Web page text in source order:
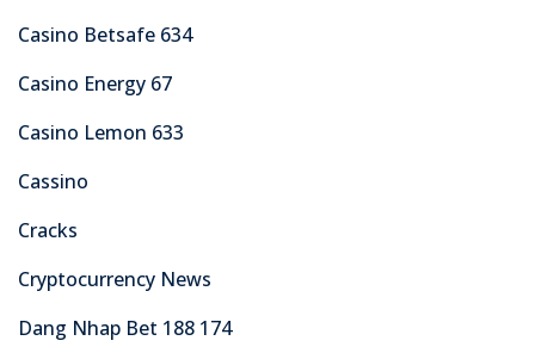
Casino Betsafe 634
Casino Energy 67
Casino Lemon 633
Cassino
Cracks
Cryptocurrency News
Dang Nhap Bet 188 174